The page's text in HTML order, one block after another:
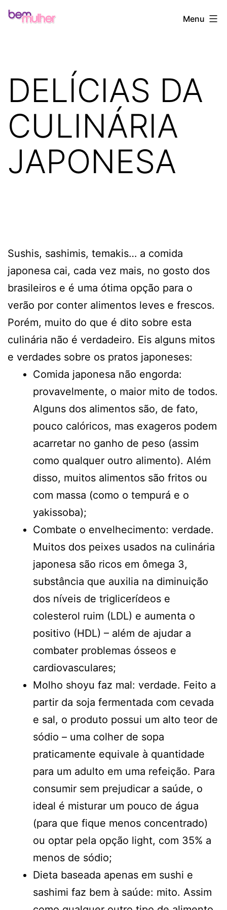
Pular
Bem
Menu
DELÍCIAS DA
CULINÁRIA
JAPONESA
Sushis, sashimis, temakis… a comida
japonesa cai, cada vez mais, no gosto dos
brasileiros e é uma ótima opção para o
verão por conter alimentos leves e frescos.
Porém, muito do que é dito sobre esta
culinária não é verdadeiro. Eis alguns mitos
e verdades sobre os pratos japoneses:
Comida japonesa não engorda:
provavelmente, o maior mito de todos.
Alguns dos alimentos são, de fato,
pouco calóricos, mas exageros podem
acarretar no ganho de peso (assim
como qualquer outro alimento). Além
disso, muitos alimentos são fritos ou
com massa (como o tempurá e o
yakissoba);
Combate o envelhecimento: verdade.
Muitos dos peixes usados na culinária
japonesa são ricos em ômega 3,
substância que auxilia na diminuição
dos níveis de triglicerídeos e
colesterol ruim (LDL) e aumenta o
positivo (HDL) – além de ajudar a
combater problemas ósseos e
cardiovasculares;
Molho shoyu faz mal: verdade. Feito a
partir da soja fermentada com cevada
e sal, o produto possui um alto teor de
sódio – uma colher de sopa
praticamente equivale à quantidade
para um adulto em uma refeição. Para
consumir sem prejudicar a saúde, o
ideal é misturar um pouco de água
(para que fique menos concentrado)
ou optar pela opção light, com 35% a
menos de sódio;
Dieta baseada apenas em sushi e
sashimi faz bem à saúde: mito. Assim